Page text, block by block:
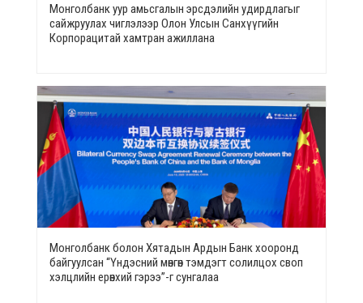
Монголбанк уур амьсгалын эрсдэлийн удирдлагыг
сайжруулах чиглэлээр Олон Улсын Санхүүгийн
Корпорацитай хамтран ажиллана
Монголбанк болон Хятадын Ардын Банк хооронд
байгуулсан “Үндэсний мөнгөн тэмдэгт солилцох своп
хэлцлийн ерөнхий гэрээ”-г сунгалаа